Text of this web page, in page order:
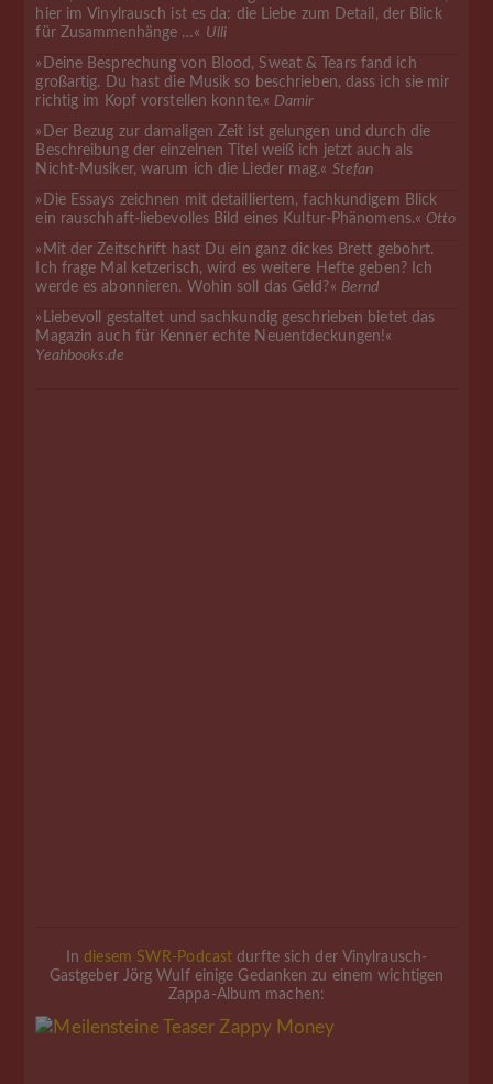
hier im Vinylrausch ist es da: die Liebe zum Detail, der Blick
für Zusammenhänge …« Ulli
»Deine Besprechung von Blood, Sweat & Tears fand ich
großartig. Du hast die Musik so beschrieben, dass ich sie mir
richtig im Kopf vorstellen konnte.« Damir
»Der Bezug zur damaligen Zeit ist gelungen und durch die
Beschreibung der einzelnen Titel weiß ich jetzt auch als
Nicht-Musiker, warum ich die Lieder mag.« Stefan
»Die Essays zeichnen mit detailliertem, fachkundigem Blick
ein rauschhaft-liebevolles Bild eines Kultur-Phänomens.« Otto
»Mit der Zeitschrift hast Du ein ganz dickes Brett gebohrt.
Ich frage Mal ketzerisch, wird es weitere Hefte geben? Ich
werde es abonnieren. Wohin soll das Geld?« Bernd
»Liebevoll gestaltet und sachkundig geschrieben bietet das
Magazin auch für Kenner echte Neuentdeckungen!«
Yeahbooks.de
In diesem SWR-Podcast durfte sich der Vinylrausch-
Gastgeber Jörg Wulf einige Gedanken zu einem wichtigen
Zappa-Album machen: